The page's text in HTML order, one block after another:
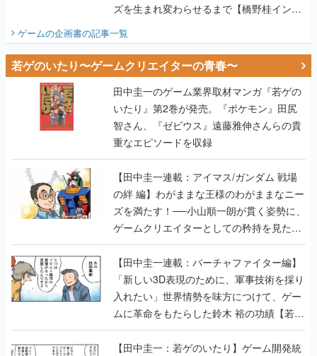
ズを生まれ変わらせるまで【橋野桂インタ
ビュー】
ゲームの企画書の記事一覧
若ゲのいたり〜ゲームクリエイターの青春〜
田中圭一のゲーム業界取材マンガ『若ゲの
いたり』第2巻が発売。『ポケモン』田尻
智さん、『ゼビウス』遠藤雅伸さんらの貴
重なエピソードを収録
【田中圭一連載：アイマス/ガンダム 戦場
の絆 編】わがままな王様のわがままなニー
ズを満たす！──小山順一朗が貫く姿勢に、
ゲームクリエイターとしての矜持を見た
【若ゲのいたり最終回】
【田中圭一連載：バーチャファイター編】
「新しい3D表現のために、軍事技術を採り
入れたい」世界情勢を味方につけて、ゲー
ムに革命をもたらした鈴木 裕の功績【若ゲ
のいたり】
【田中圭一：若ゲのいたり】ゲーム開発統